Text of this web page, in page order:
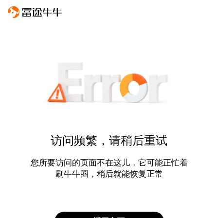
访问频繁，请稍后重试
您所要访问的页面不在这儿，它可能正忙着
刷牛牛圈，稍后就能恢复正常